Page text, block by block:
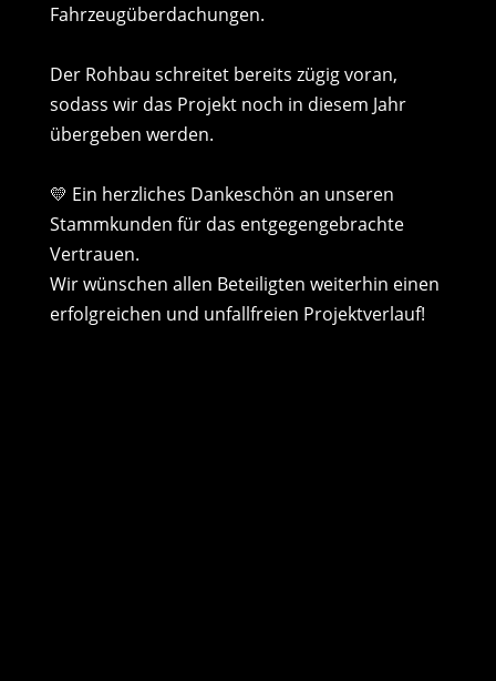
Fahrzeugüberdachungen.
Der Rohbau schreitet bereits zügig voran,
sodass wir das Projekt noch in diesem Jahr
übergeben werden.
💛 Ein herzliches Dankeschön an unseren
Stammkunden für das entgegengebrachte
Vertrauen.
Wir wünschen allen Beteiligten weiterhin einen
erfolgreichen und unfallfreien Projektverlauf!